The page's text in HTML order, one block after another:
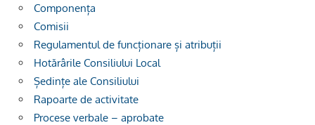
Componența
Comisii
Regulamentul de funcționare și atribuții
Hotărârile Consiliului Local
Ședințe ale Consiliului
Rapoarte de activitate
Procese verbale – aprobate